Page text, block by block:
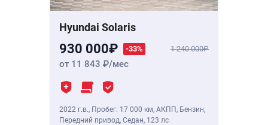
Hyundai Solaris
930 000 -33% 1 240 000
от 11 843 /мес
2022 г.в., Пробег: 17 000 км, АКПП, Бензин,
Передний привод, Седан, 123 лс